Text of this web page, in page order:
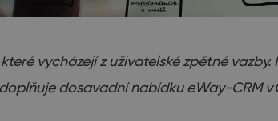
vycházejí z uživatelské zpětné
dosavadní nabídku eWay-CRM